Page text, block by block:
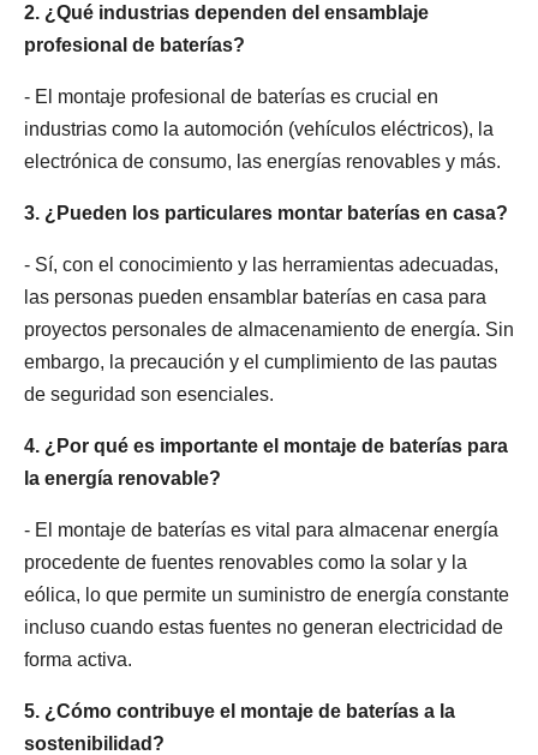
2. ¿Qué industrias dependen del ensamblaje
profesional de baterías?
- El montaje profesional de baterías es crucial en
industrias como la automoción (vehículos eléctricos), la
electrónica de consumo, las energías renovables y más.
3. ¿Pueden los particulares montar baterías en casa?
- Sí, con el conocimiento y las herramientas adecuadas,
las personas pueden ensamblar baterías en casa para
proyectos personales de almacenamiento de energía. Sin
embargo, la precaución y el cumplimiento de las pautas
de seguridad son esenciales.
4. ¿Por qué es importante el montaje de baterías para
la energía renovable?
- El montaje de baterías es vital para almacenar energía
procedente de fuentes renovables como la solar y la
eólica, lo que permite un suministro de energía constante
incluso cuando estas fuentes no generan electricidad de
forma activa.
5. ¿Cómo contribuye el montaje de baterías a la
sostenibilidad?